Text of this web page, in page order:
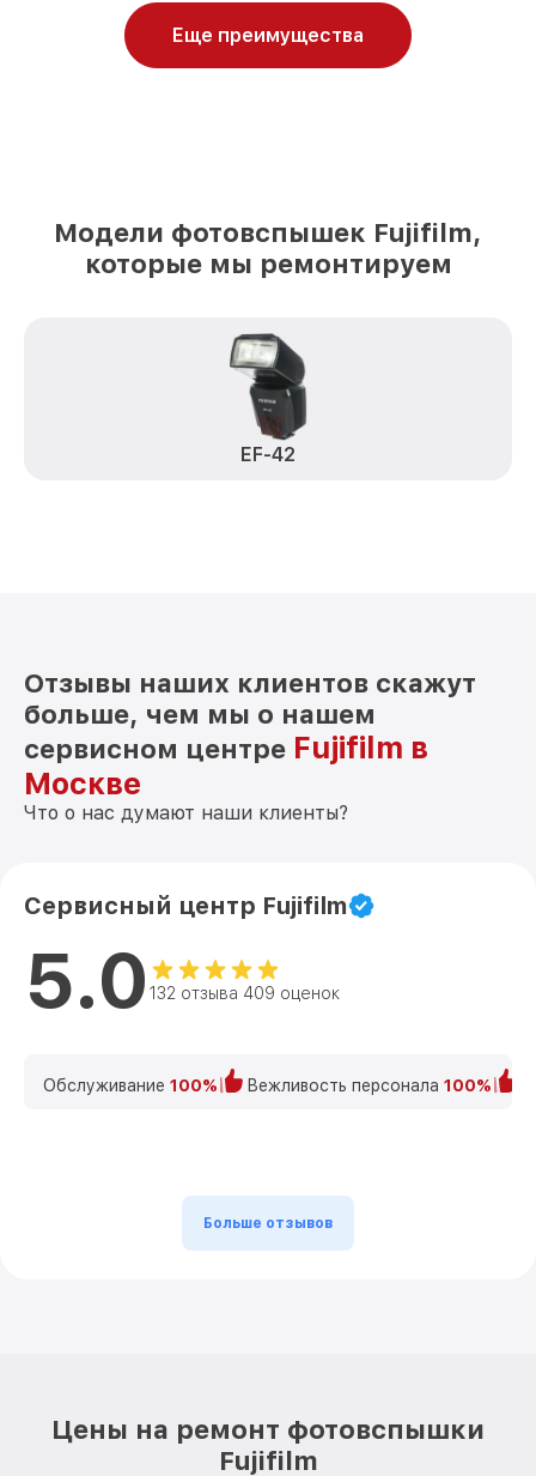
Еще преимущества
Модели фотовспышек Fujifilm,
которые мы ремонтируем
EF-42
Отзывы наших клиентов скажут
больше, чем мы о нашем
сервисном центре Fujifilm в
Москве
Что о нас думают наши клиенты?
Сервисный центр Fujifilm
5.0 132 отзыва 409 оценок
Обслуживание 100% Вежливость персонала 100%
Больше отзывов
Цены на ремонт фотовспышки
Fujifilm